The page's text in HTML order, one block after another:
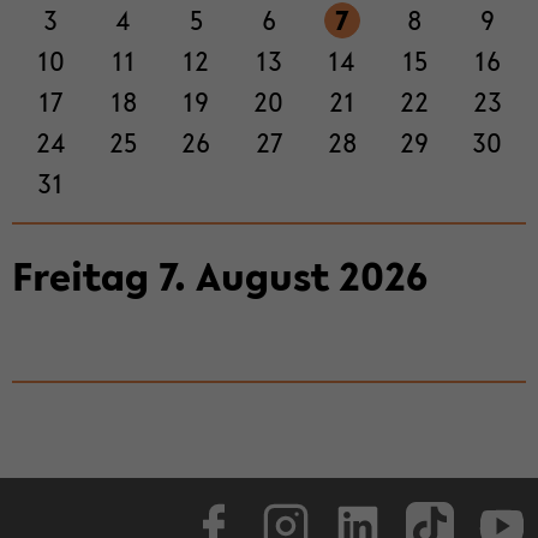
seln
3
4 5 6 7 8
9
10
11 12 13 14 15
16
17
18 19 20 21 22
23
24
25 26 27 28 29
30
31
Frei­tag 7. Au­gust2026
Face­book